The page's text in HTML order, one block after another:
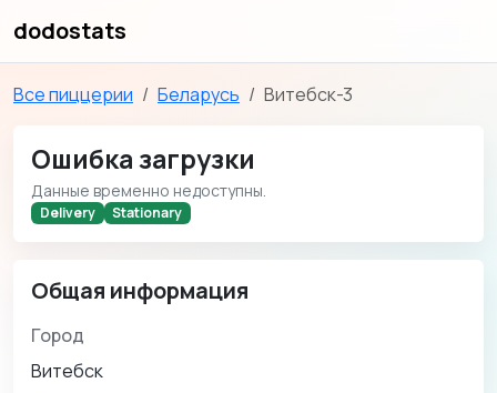
dodostats
Все пиццерии Беларусь Витебск-3
Ошибка загрузки
Данные временно недоступны.
Delivery Stationary
Общая информация
Город
Витебск